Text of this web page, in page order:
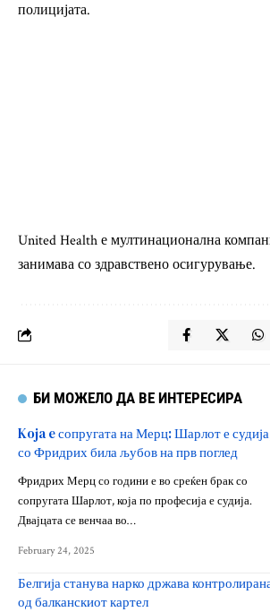
полицијата.
United Health е мултинационална
занимава со здравствено осигурување.
БИ МОЖЕЛО ДА ВЕ ИНТЕРЕСИРА
Koja e сопругата на Мерц: Шарлот е
со Фридрих била љубов на прв поглед
Фридрих Мерц со години е во среќен брак со
сопругата Шарлот, која по професија е судија.
Двајцата се венчаа во…
February 24, 2025
Белгија станува нарко држава
од балканскиот картел